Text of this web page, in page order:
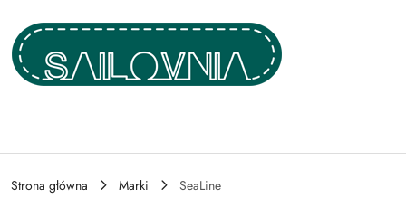
Przejdź do treści głównej
Przejdź do wyszukiwarki
Przejdź do moje konto
Przejdź do menu głównego
Przejdź do stopki
Strona główna Marki SeaLine